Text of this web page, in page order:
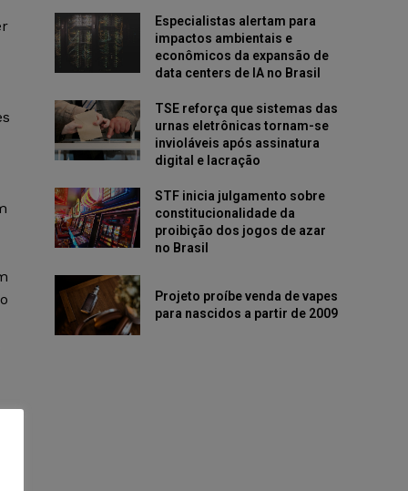
Especialistas alertam para
impactos ambientais e
econômicos da expansão de
data centers de IA no Brasil
TSE reforça que sistemas das
urnas eletrônicas tornam-se
invioláveis após assinatura
digital e lacração
STF inicia julgamento sobre
constitucionalidade da
proibição dos jogos de azar
no Brasil
Projeto proíbe venda de vapes
para nascidos a partir de 2009